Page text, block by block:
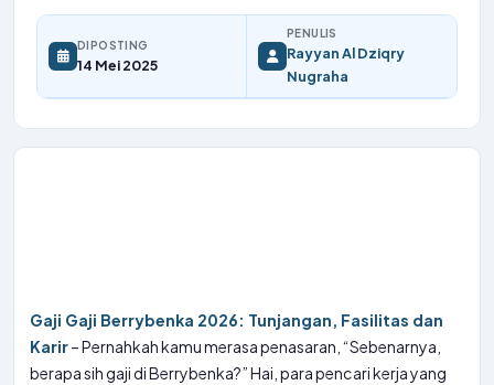
DIPOSTING
14 Mei 2025
PENULIS
Rayyan Al Dziqry
Nugraha
Gaji Gaji Berrybenka 2026: Tunjangan, Fasilitas dan
Karir– Pernahkah kamu merasa penasaran, “Sebenarnya,
berapa sih gaji di Berrybenka?” Hai, para pencari kerja yang